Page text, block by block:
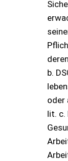
b.
oder
lit. c.